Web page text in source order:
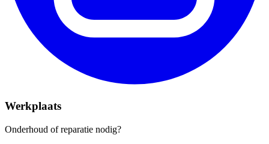
Werkplaats
Onderhoud of reparatie nodig?